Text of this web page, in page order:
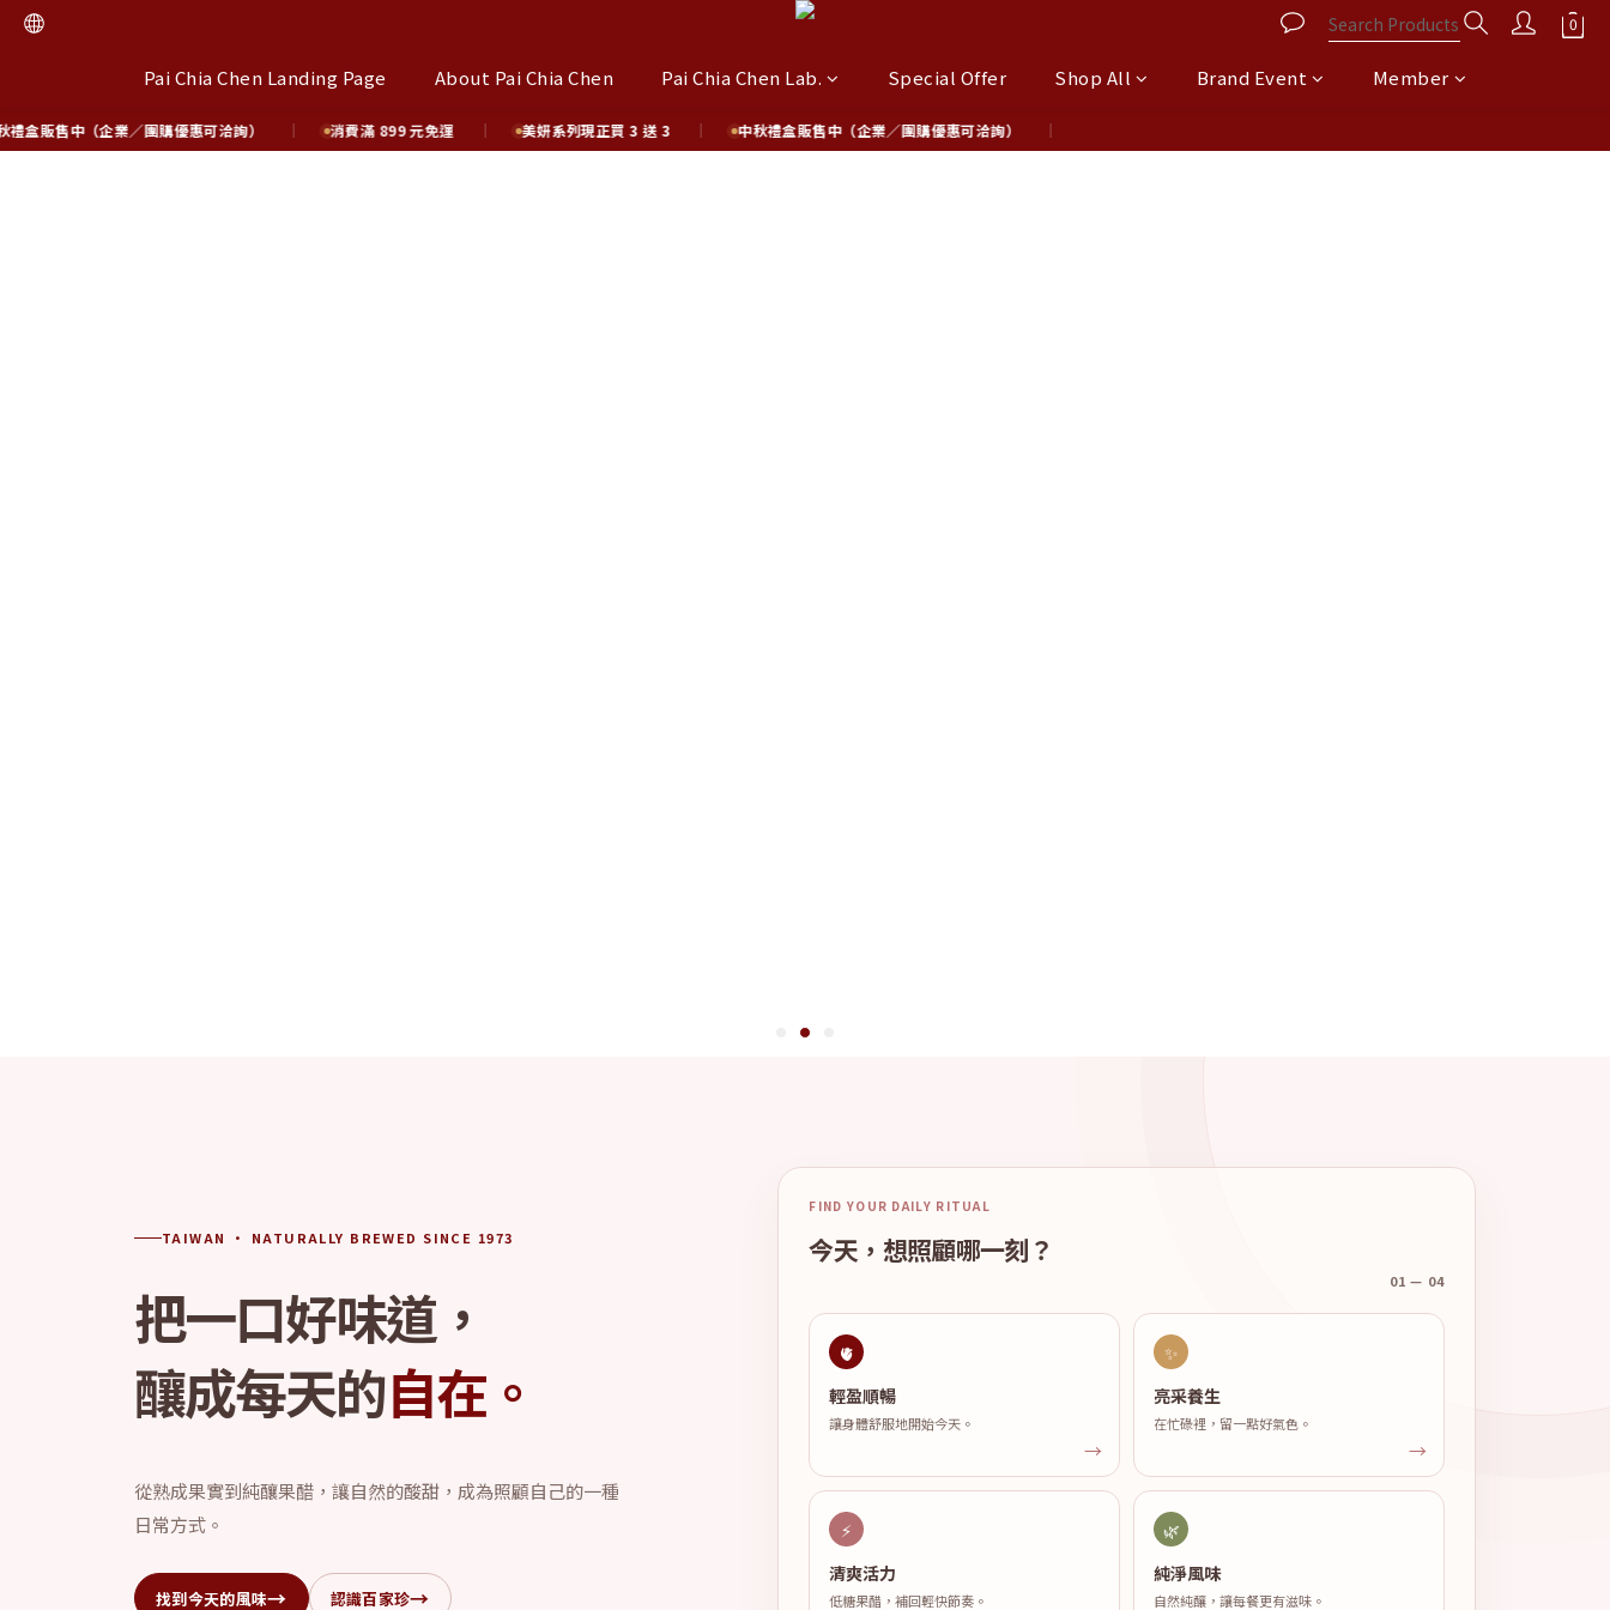
Pai Chia Chen Landing Page About Pai Chia Chen Pai Chia Chen Lab. Special Offer Shop All Brand Event Member
販售中（企業／團購優惠可洽詢） 消費滿 899 元免運 美妍系列現正買 3 送 3 中秋禮盒販售中（企業／團購優惠可洽詢）
TAIWAN · NATURALLY BREWED SINCE 1973
把一口好味道，
釀成每天的自在。
從熟成果實到純釀果醋，讓自然的酸甜，成為照顧自己的一種
日常方式。
找到今天的風味→ 認識百家珍→
FIND YOUR DAILY RITUAL
今天，想照顧哪一刻？
01 — 04
🫀
輕盈順暢
讓身體舒服地開始今天。
✨
亮采養生
在忙碌裡，留一點好氣色。
⚡
清爽活力
低糖果醋，補回輕快節奏。
🌿
純淨風味
自然純釀，讓每餐更有滋味。